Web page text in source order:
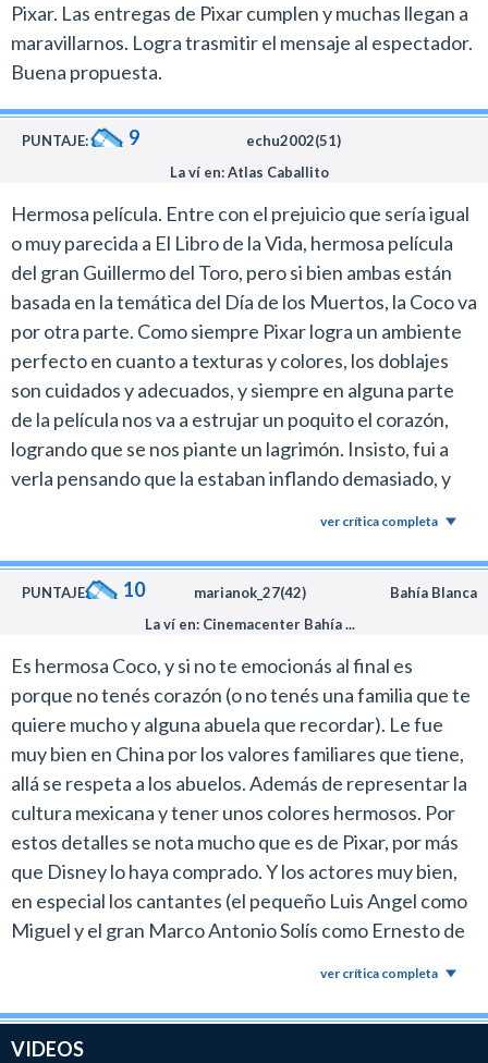
Pixar. Las entregas de Pixar cumplen y muchas llegan a
maravillarnos. Logra trasmitir el mensaje al espectador.
Buena propuesta.
PUNTAJE: 9
echu2002(51)
La ví en: Atlas Caballito
Hermosa película. Entre con el prejuicio que sería igual
o muy parecida a El Libro de la Vida, hermosa película
del gran Guillermo del Toro, pero si bien ambas están
basada en la temática del Día de los Muertos, la Coco va
por otra parte. Como siempre Pixar logra un ambiente
perfecto en cuanto a texturas y colores, los doblajes
son cuidados y adecuados, y siempre en alguna parte
de la película nos va a estrujar un poquito el corazón,
logrando que se nos piante un lagrimón. Insisto, fui a
verla pensando que la estaban inflando demasiado, y
ver crítica completa
PUNTAJE: 10 marianok_27(42)
Bahía Blanca
La ví en: Cinemacenter Bahía ...
Es hermosa Coco, y si no te emocionás al final es
porque no tenés corazón (o no tenés una familia que te
quiere mucho y alguna abuela que recordar). Le fue
muy bien en China por los valores familiares que tiene,
allá se respeta a los abuelos. Además de representar la
cultura mexicana y tener unos colores hermosos. Por
estos detalles se nota mucho que es de Pixar, por más
que Disney lo haya comprado. Y los actores muy bien,
en especial los cantantes (el pequeño Luis Angel como
Miguel y el gran Marco Antonio Solís como Ernesto de
ver crítica completa
VIDEOS